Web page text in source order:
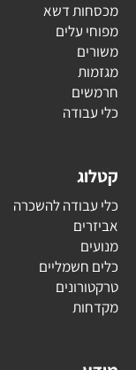
מכסחות דשא
מפוחי עלים
משורים
מגזמות
חרמשים
כלי עבודה
קטלוג
כלי עבודה להשכרה
אביזרים
מנועים
כלים חשמליים
טרקטורונים
מקדחות